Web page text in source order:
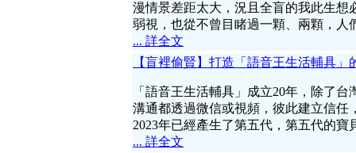
漫情景差距太大，況且全盲的我此生
弱視，也從不曾目睹過一顆、兩顆，人
... 詳全文
【盲裡偷賢】打造「語音王生活輔具
「語音王生活輔具」成立20年，除了
溝通都透過微信或視頻，彼此建立信
2023年已經產生了第五代，第五代的
... 詳全文